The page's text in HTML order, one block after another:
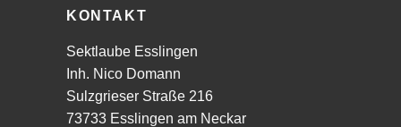
KONTAKT
Sektlaube Esslingen
Inh. Nico Domann
Sulzgrieser Straße 216
73733 Esslingen am Neckar